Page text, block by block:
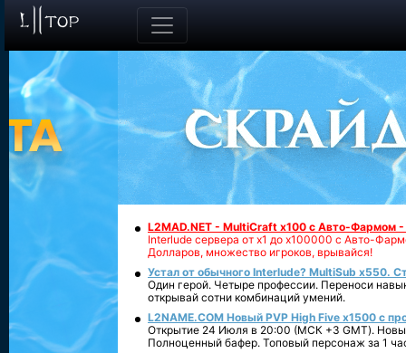
L2MAD.NET - MultiCraft x100 с Авто-Фармом
Interlude сервера от х1 до х100000 с Авто-
Долларов, множество игроков, врывайся!
Устал от обычного Interlude? MultiSub x550.
Один герой. Четыре профессии. Переноси
открывай сотни комбинаций умений.
L2NAME.COM Новый PVP High Five x1500 с
Открытие 24 Июля в 20:00 (МСК +3 GMT).
Полноценный бафер. Топовый персонаж за 1